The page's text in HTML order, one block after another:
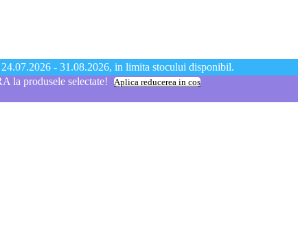
- 31.08.2026, in limita stocului disponibil.
la produsele selectate!
Aplica reducerea in cos